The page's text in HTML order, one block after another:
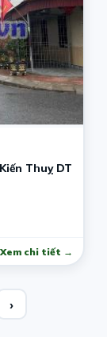
Thuỵ DT
Xem chi tiết →
›